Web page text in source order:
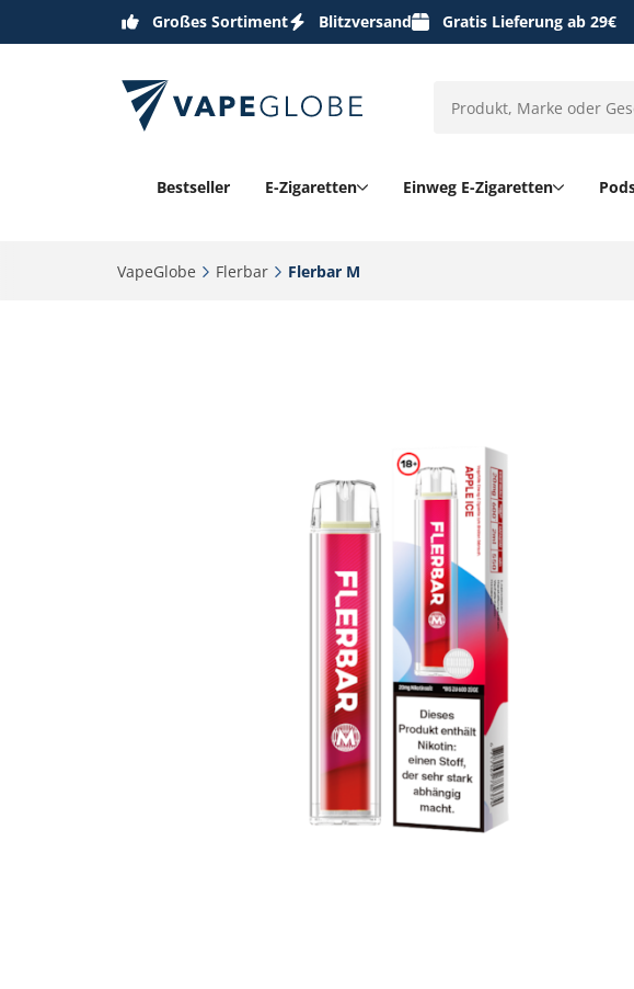
Großes Sortiment Blitzversand Gratis Lieferung ab 29€
Bestseller E-Zigaretten Einweg E-Zigaretten
VapeGlobe‎ Flerbar‎ Flerbar M‎